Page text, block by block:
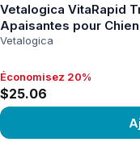
Vetalogica VitaRapid
Apaisantes pour
Vetalogica
Économisez 20%,
Économisez 20%
$25.06